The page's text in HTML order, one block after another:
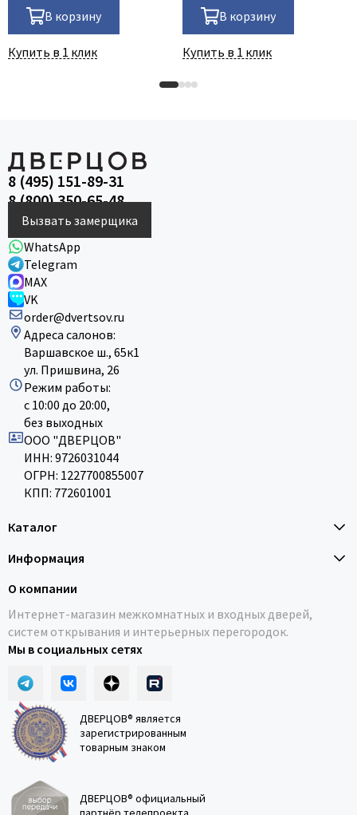
В корзину
Купить в 1 клик
В корзину
Купить в 1 клик
8 (495) 151-89-31
8 (800) 350-65-48
Вызвать замерщика
WhatsApp
Telegram
MAX
VK
order@dvertsov.ru
Адреса салонов:
Варшавское ш., 65к1
ул. Пришвина, 26
Режим работы:
с 10:00 до 20:00,
без выходных
ООО "ДВЕРЦОВ"
ИНН: 9726031044
ОГРН: 1227700855007
КПП: 772601001
Каталог
Информация
О компании
Интернет-магазин межкомнатных и входных дверей,
систем открывания и интерьерных перегородок.
Мы в социальных сетях
ДВЕРЦОВ® является
зарегистрированным
товарным знаком
ДВЕРЦОВ® официальный